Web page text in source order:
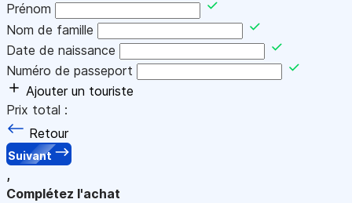
Prénom
Nom de famille
Date de naissance
Numéro de passeport
Ajouter un touriste
Prix total :
Retour
Suivant
,
Complétez l'achat